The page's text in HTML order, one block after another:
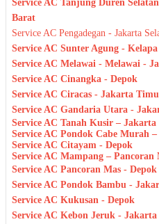
Service AC Tanjung Duren
Barat
Service AC Pengadegan - Jakarta
Service AC Sunter Agung -
Service AC Melawai - Melawai -
Service AC Cinangka - Depok
Service AC Ciracas - Jakarta
Service AC Gandaria Utara -
Service AC Tanah Kusir – Jakarta
Service AC Pondok Cabe Murah –
Service AC Citayam - Depok
Service AC Mampang – Pancoran
Service AC Pancoran Mas - Depok
Service AC Pondok Bambu -
Service AC Kukusan - Depok
Service AC Kebon Jeruk -